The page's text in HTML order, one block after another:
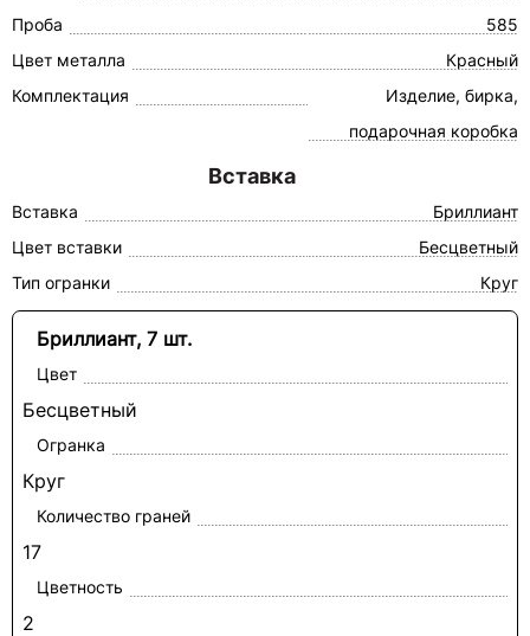
Проба
585
Цвет металла
Красный
Комплектация
Изделие, бирка,
подарочная коробка
Вставка
Вставка
Бриллиант
Цвет вставки
Бесцветный
Тип огранки
Круг
Бриллиант, 7 шт.
Цвет
Бесцветный
Огранка
Круг
Количество граней
17
Цветность
2